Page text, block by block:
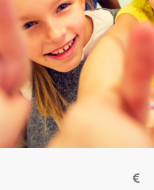
RESSOURCES PEDAGOGIQUES
FORMATIONS
PRETS ET SERVICES
RECHERCHER
CONTACT